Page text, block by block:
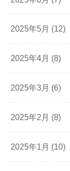
2025年5月 (12)
2025年4月 (8)
2025年3月 (6)
2025年2月 (8)
2025年1月 (10)